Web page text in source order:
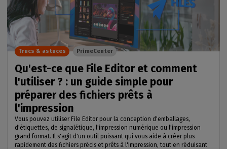
Qu'est-ce que File Editor et comment
l'utiliser ? : un guide simple pour
préparer des fichiers prêts à
l'impression
Vous pouvez utiliser File Editor pour la conception d'emballages,
d'étiquettes, de signalétique, l'impression numérique ou l'impression
grand format. Il s'agit d'un outil puissant qui vous aide à créer plus
rapidement des fichiers précis et prêts à l'impression, tout en réduisant
Trucs & astuces PrimeCenter